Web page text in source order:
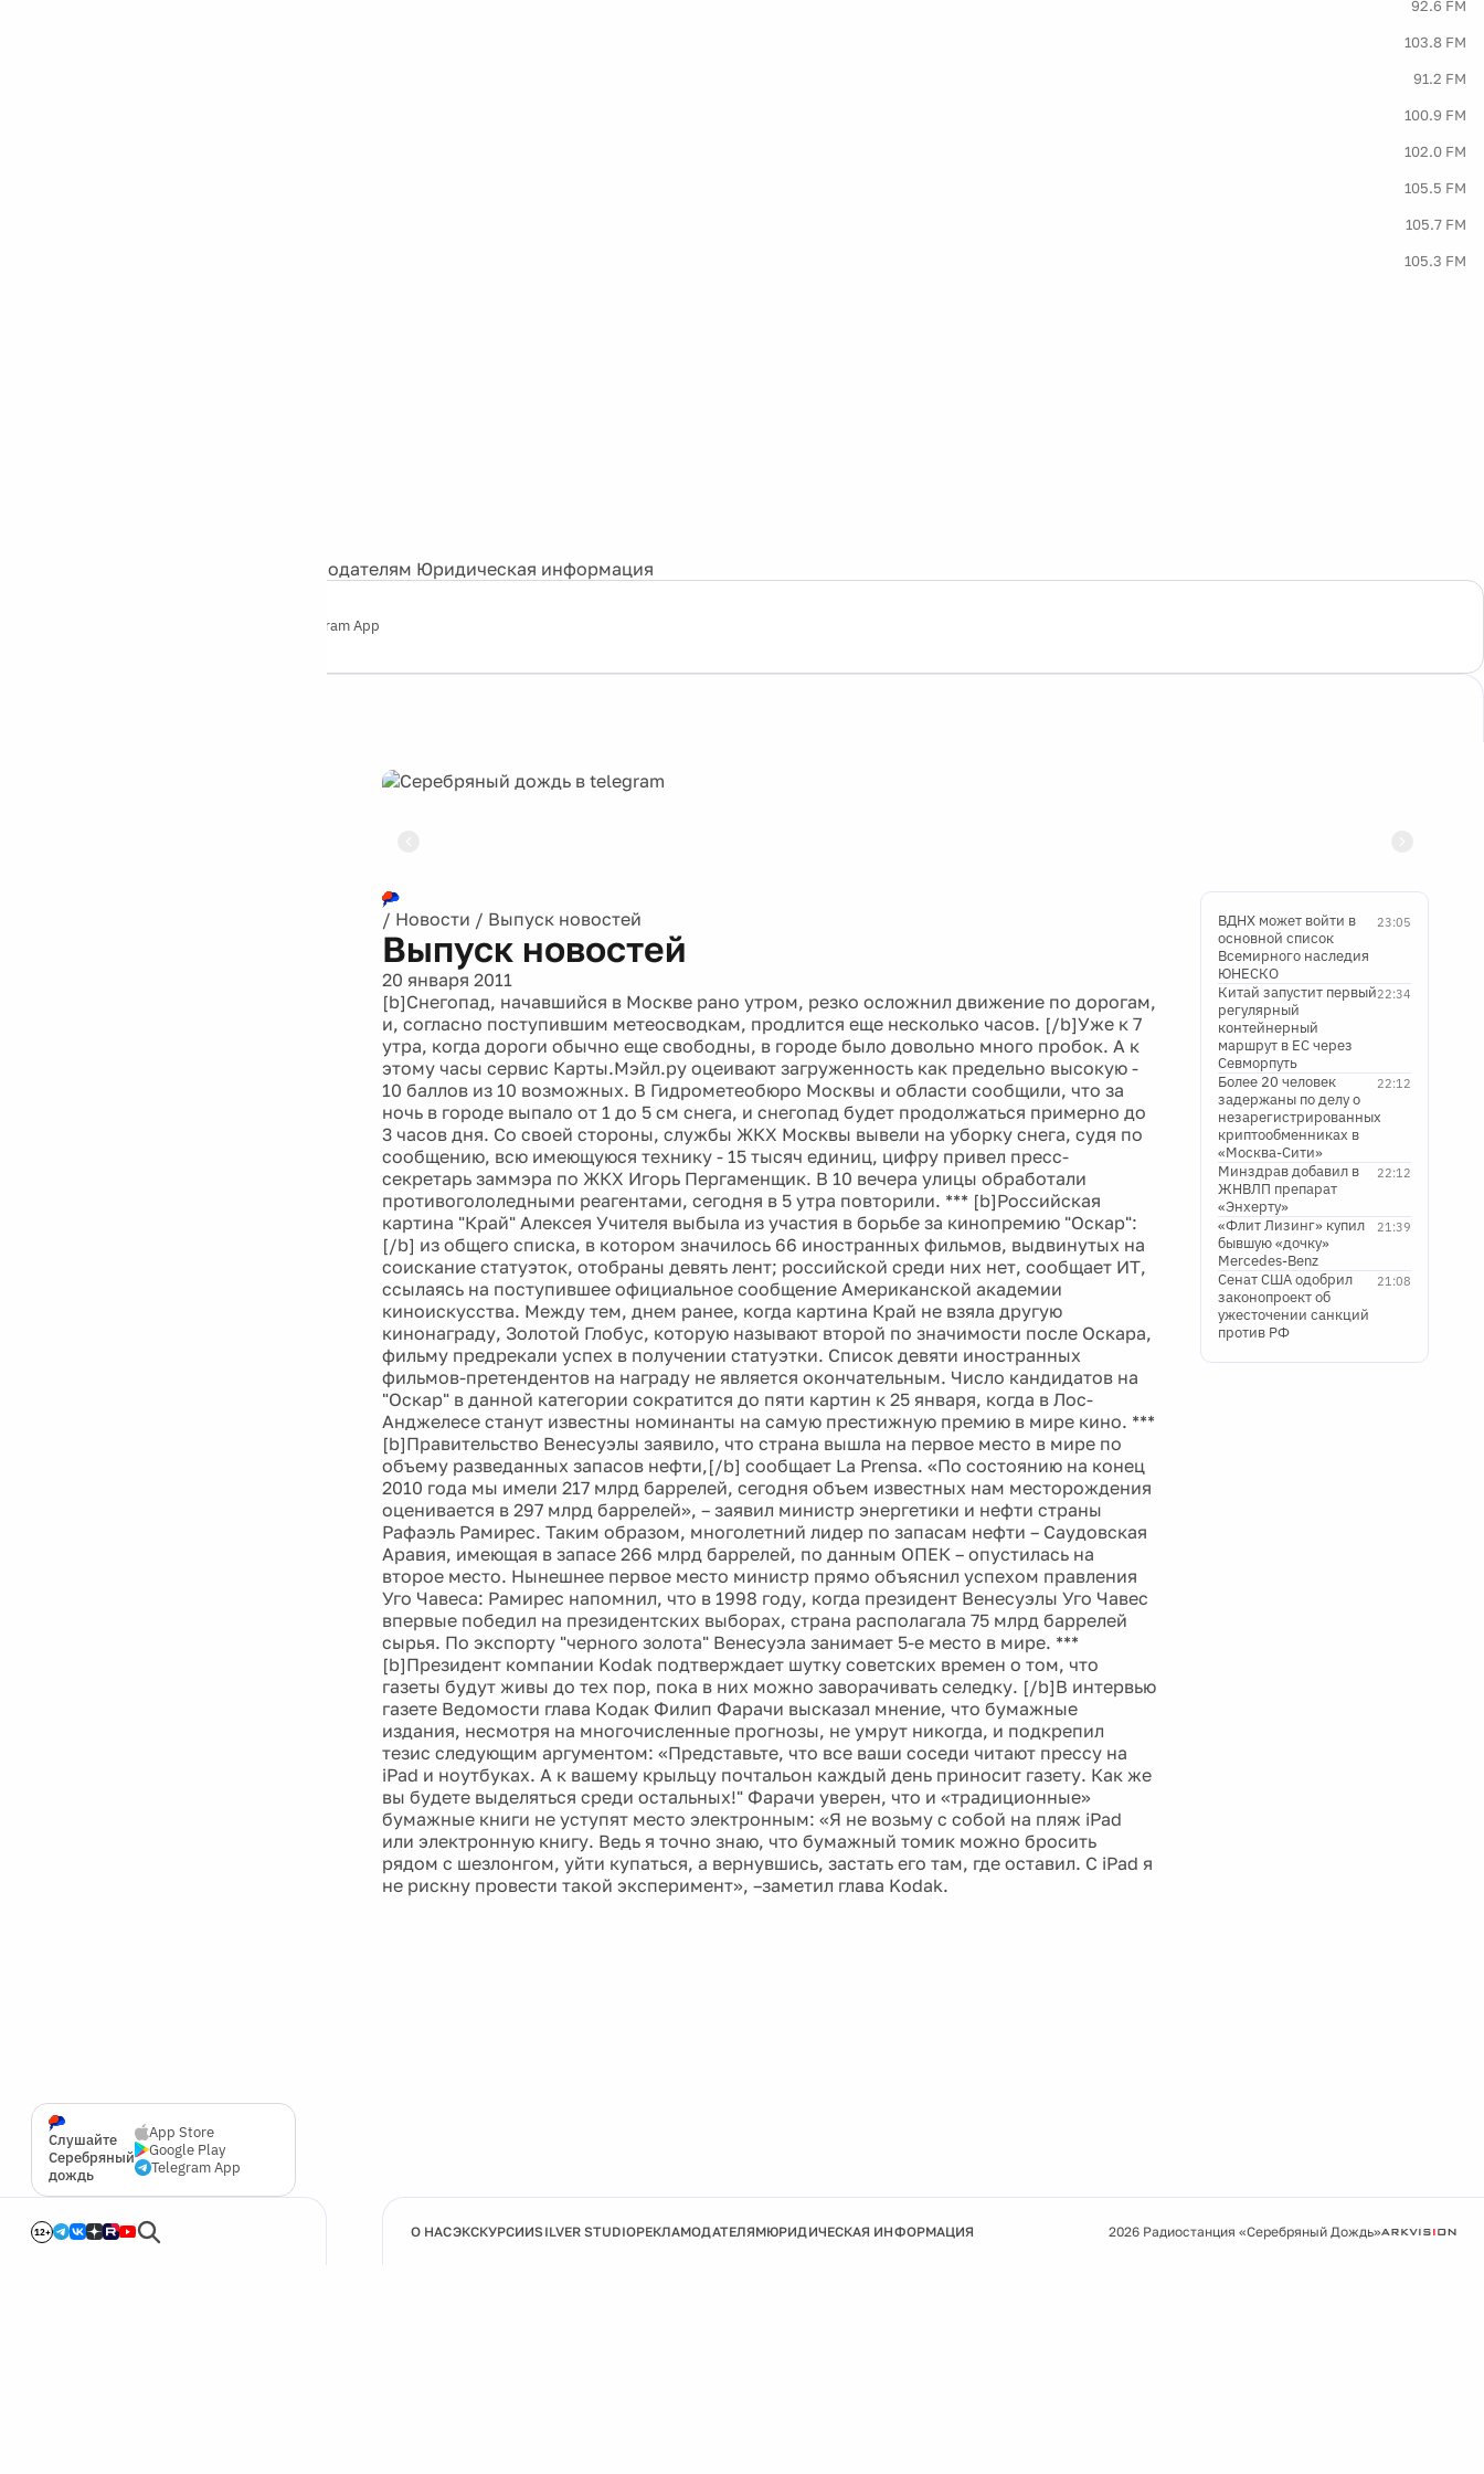
92.6 FM
103.8 FM
91.2 FM
100.9 FM
102.0 FM
105.5 FM
105.7 FM
105.3 FM
Рекламодателям Юридическая информация
Telegram App
Слушайте
Серебряный
дождь
App Store
Google Play
Telegram App
12+
/ Новости / Выпуск новостей
Выпуск новостей
20 января 2011
[b]Снегопад, начавшийся в Москве рано утром, резко осложнил движение по дорогам,
и, согласно поступившим метеосводкам, продлится еще несколько часов. [/b]Уже к 7
утра, когда дороги обычно еще свободны, в городе было довольно много пробок. А к
этому часы сервис Карты.Мэйл.ру оцеивают загруженность как предельно высокую -
10 баллов из 10 возможных. В Гидрометеобюро Москвы и области сообщили, что за
ночь в городе выпало от 1 до 5 см снега, и снегопад будет продолжаться примерно до
3 часов дня. Со своей стороны, службы ЖКХ Москвы вывели на уборку снега, судя по
сообщению, всю имеющуюся технику - 15 тысяч единиц, цифру привел пресс-
секретарь заммэра по ЖКХ Игорь Пергаменщик. В 10 вечера улицы обработали
противогололедными реагентами, сегодня в 5 утра повторили. *** [b]Российская
картина "Край" Алексея Учителя выбыла из участия в борьбе за кинопремию "Оскар":
[/b] из общего списка, в котором значилось 66 иностранных фильмов, выдвинутых на
соискание статуэток, отобраны девять лент; российской среди них нет, сообщает ИТ,
ссылаясь на поступившее официальное сообщение Американской академии
киноискусства. Между тем, днем ранее, когда картина Край не взяла другую
кинонаграду, Золотой Глобус, которую называют второй по значимости после Оскара,
фильму предрекали успех в получении статуэтки. Список девяти иностранных
фильмов-претендентов на награду не является окончательным. Число кандидатов на
"Оскар" в данной категории сократится до пяти картин к 25 января, когда в Лос-
Анджелесе станут известны номинанты на самую престижную премию в мире кино. ***
[b]Правительство Венесуэлы заявило, что страна вышла на первое место в мире по
объему разведанных запасов нефти,[/b] сообщает La Prensa. «По состоянию на конец
2010 года мы имели 217 млрд баррелей, сегодня объем известных нам месторождения
оценивается в 297 млрд баррелей», – заявил министр энергетики и нефти страны
Рафаэль Рамирес. Таким образом, многолетний лидер по запасам нефти – Саудовская
Аравия, имеющая в запасе 266 млрд баррелей, по данным ОПЕК – опустилась на
второе место. Нынешнее первое место министр прямо объяснил успехом правления
Уго Чавеса: Рамирес напомнил, что в 1998 году, когда президент Венесуэлы Уго Чавес
впервые победил на президентских выборах, страна располагала 75 млрд баррелей
сырья. По экспорту "черного золота" Венесуэла занимает 5-е место в мире. ***
[b]Президент компании Kodak подтверждает шутку советских времен о том, что
газеты будут живы до тех пор, пока в них можно заворачивать селедку. [/b]В интервью
газете Ведомости глава Кодак Филип Фарачи высказал мнение, что бумажные
издания, несмотря на многочисленные прогнозы, не умрут никогда, и подкрепил
тезис следующим аргументом: «Представьте, что все ваши соседи читают прессу на
iPad и ноутбуках. А к вашему крыльцу почтальон каждый день приносит газету. Как же
вы будете выделяться среди остальных!" Фарачи уверен, что и «традиционные»
бумажные книги не уступят место электронным: «Я не возьму с собой на пляж iPad
или электронную книгу. Ведь я точно знаю, что бумажный томик можно бросить
рядом с шезлонгом, уйти купаться, а вернувшись, застать его там, где оставил. С iPad я
не рискну провести такой эксперимент», –заметил глава Kodak.
23:05
ВДНХ может войти в
основной список
Всемирного наследия
ЮНЕСКО
22:34
Китай запустит первый
регулярный
контейнерный
маршрут в ЕС через
Севморпуть
22:12
Более 20 человек
задержаны по делу о
незарегистрированных
криптообменниках в
«Москва-Сити»
22:12
Минздрав добавил в
ЖНВЛП препарат
«Энхерту»
21:39
«Флит Лизинг» купил
бывшую «дочку»
Mercedes-Benz
21:08
Сенат США одобрил
законопроект об
ужесточении санкций
против РФ
О НАСЭКСКУРСИИSILVER STUDIOРЕКЛАМОДАТЕЛЯМЮРИДИЧЕСКАЯ ИНФОРМАЦИЯ 2026 Радиостанция «Серебряный Дождь»